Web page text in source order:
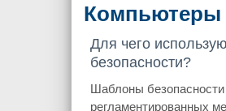
Компьютеры
Для чего
безопасности?
Шаблоны
регламентированных